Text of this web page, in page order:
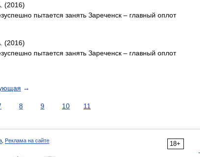
(2016)
пытается занять Зареченск – главный оплот
(2016)
пытается занять Зареченск – главный оплот
→
8 9 10 11
18+
Реклама на сайте